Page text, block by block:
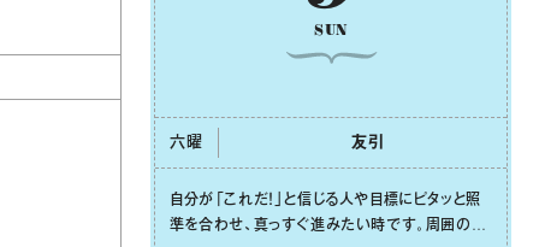
SUN
六曜 友引
⾃分が「これだ！」と信じる⼈や⽬標にピタッと照
準を合わせ、真っすぐ進みたい時です。周囲の環